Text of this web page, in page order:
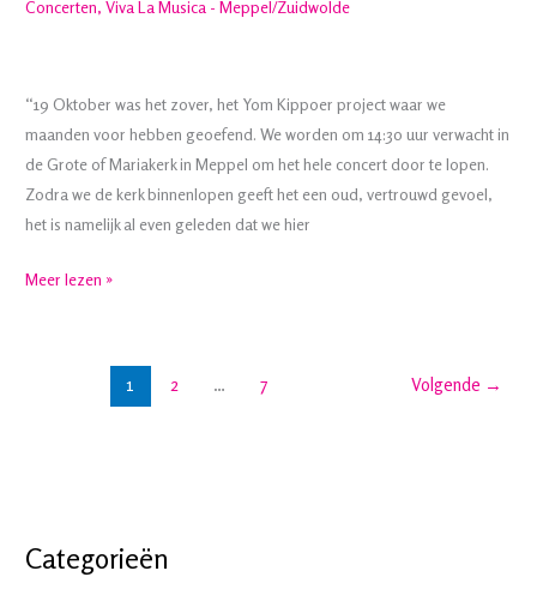
Concerten,Viva La Musica - Meppel/Zuidwolde
“19 Oktober was het zover, het Yom Kippoer project waar we
maanden voor hebben geoefend. We worden om 14:30 uur verwacht in
de Grote of Mariakerk in Meppel om het hele concert door te lopen.
Zodra we de kerk binnenlopen geeft het een oud, vertrouwd gevoel,
het is namelijk al even geleden dat we hier
Yom
Meer lezen »
1 2 … 7 Volgende →
Categorieën